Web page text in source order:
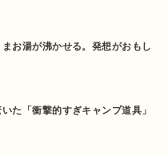
お湯が沸かせる。発想がおもし
た「衝撃的すぎキャンプ道具」